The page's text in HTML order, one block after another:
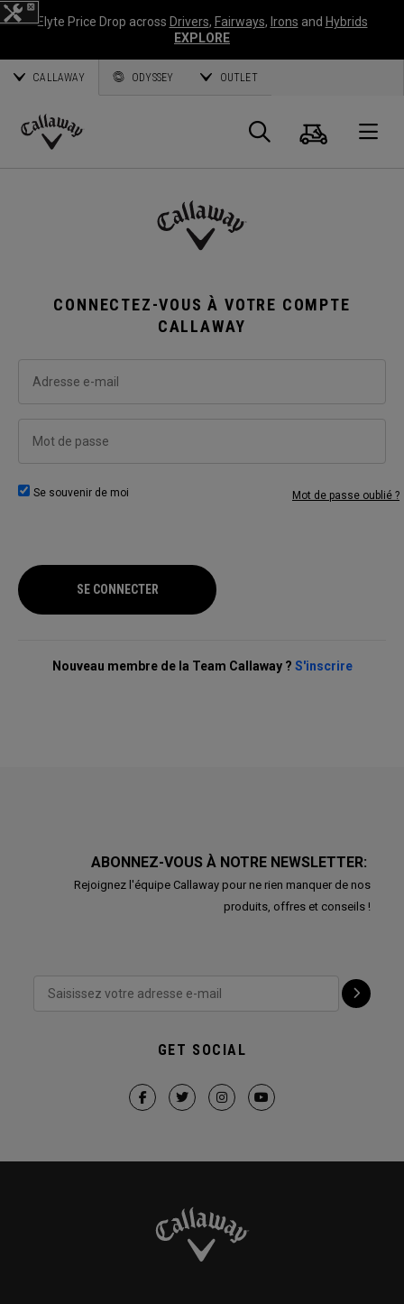
Elyte Price Drop across Drivers, Fairways, Irons and Hybrids
EXPLORE
CALLAWAY ODYSSEY OUTLET
Callaway
Panier
CONNECTEZ-VOUS À VOTRE COMPTE
CALLAWAY
Se souvenir de moi Mot de passe oublié ?
SE CONNECTER
Nouveau membre de la Team Callaway ? S'inscrire
ABONNEZ-VOUS À NOTRE NEWSLETTER:
Rejoignez l'équipe Callaway pour ne rien manquer de nos
produits, offres et conseils !
GET SOCIAL